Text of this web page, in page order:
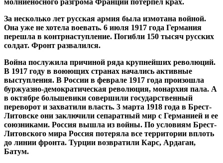
За несколько лет русская армия была измотана войной.
Она уже не хотела воевать. 6 июля 1917 года Германия
перешла в контрнаступление. Погибли 150 тысяч русских
солдат. Фронт развалился.
Война послужила причиной ряда крупнейших революций.
В 1917 году в воюющих странах начались активные
выступления. В России в феврале 1917 года произошла
буржуазно-демократическая революция, монархия пала. А
в октябре большевики совершили государственный
переворот и захватили власть. 3 марта 1918 года в Брест-
Литовске они заключили сепаратный мир с Германией и ее
союзниками. Россия вышла из войны. По условиям Брест-
Литовского мира Россия потеряла все территории вплоть
до линии фронта. Турции возвратили Карс, Ардаган,
Батум.